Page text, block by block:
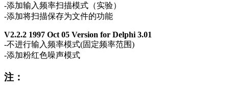
-添加输入频率扫描模式（实验）
-添加将扫描保存为文件的功能
V2.2.2 1997 Oct 05 Version for Delphi 3.01
-不进行输入频率模式(固定频率范围)
-添加粉红色噪声模式
注：